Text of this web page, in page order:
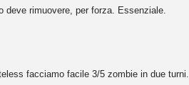
deve rimuovere, per forza. Essenziale.
facciamo facile 3/5 zombie in due turni.